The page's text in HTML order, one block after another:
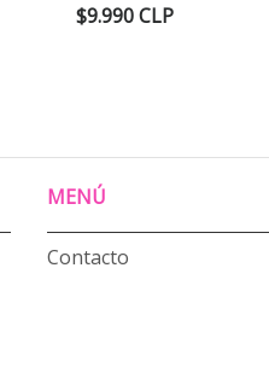
$9.990 CLP
MENÚ
Contacto